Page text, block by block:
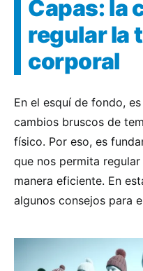
Capas: la
regular la
corporal
En el esquí de fondo,
cambios bruscos de
físico. Por eso, es
que nos permita
manera eficiente. En
algunos consejos para